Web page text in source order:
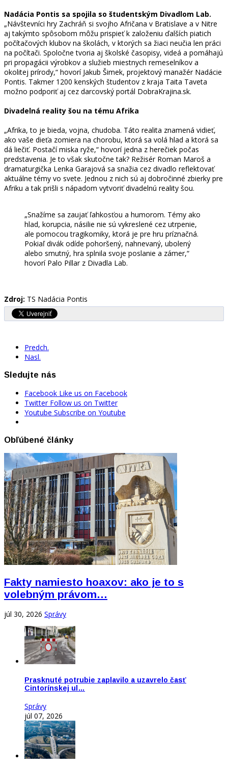
Nadácia Pontis sa spojila so študentským Divadlom Lab.
„Návštevníci hry Zachráň si svojho Afričana v Bratislave a v Nitre
aj takýmto spôsobom môžu prispieť k založeniu ďalších piatich
počítačových klubov na školách, v ktorých sa žiaci neučia len práci
na počítači. Spoločne tvoria aj školské časopisy, videá a pomáhajú
pri propagácii výrobkov a služieb miestnych remeselníkov a
okolitej prírody,“ hovorí Jakub Šimek, projektový manažér Nadácie
Pontis. Takmer 1200 kenských študentov z kraja Taita Taveta
možno podporiť aj cez darcovský portál DobraKrajina.sk.
Divadelná reality šou na tému Afrika
„Afrika, to je bieda, vojna, chudoba. Táto realita znamená vidieť,
ako vaše dieťa zomiera na chorobu, ktorá sa volá hlad a ktorá sa
dá liečiť. Postačí miska ryže,“ hovorí jedna z herečiek počas
predstavenia. Je to však skutočne tak? Režisér Roman Maroš a
dramaturgička Lenka Garajová sa snažia cez divadlo reflektovať
aktuálne témy vo svete. Jednou z nich sú aj dobročinné zbierky pre
Afriku a tak prišli s nápadom vytvoriť divadelnú reality šou.
„Snažíme sa zaujať ľahkosťou a humorom. Témy ako
hlad, korupcia, násilie nie sú vykreslené cez utrpenie,
ale pomocou tragikomiky, ktorá je pre hru príznačná.
Pokiaľ divák odíde pohoršený, nahnevaný, ubolený
alebo smutný, hra splnila svoje poslanie a zámer,“
hovorí Palo Pillar z Divadla Lab.
Zdroj: TS Nadácia Pontis
Predch.
Nasl.
Sledujte nás
Facebook Like us on Facebook
Twitter Follow us on Twitter
Youtube Subscribe on Youtube
Obľúbené články
Fakty namiesto hoaxov: ako je to s
volebným právom…
júl 30, 2026 Správy
Prasknuté potrubie zaplavilo a uzavrelo časť
Cintorínskej ul…
Správy
júl 07, 2026